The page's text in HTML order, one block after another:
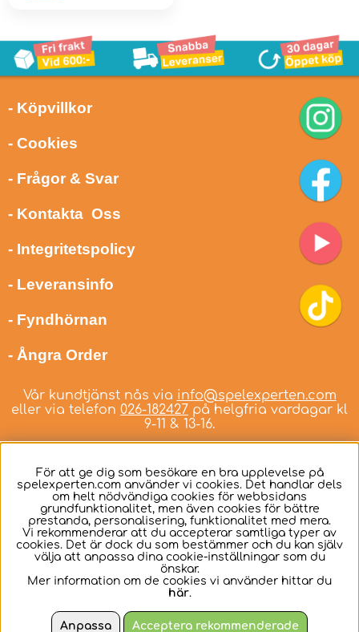
- Köpvillkor
- Cookies
- Frågor & Svar
- Kontakta Oss
- Integritetspolicy
- Leveransinfo
- Fyndhörnan
- Ångra Order
Vår kundtjänst nås via info@spelexperten.com
eller via telefon 026-182427 på helgfria vardagar kl
9-11 & 13-16.
Svenska
För att ge dig som besökare en bra upplevelse på
spelexperten.com använder vi cookies. Det handlar dels
om helt nödvändiga cookies för webbsidans
grundfunktionalitet, men även cookies för bättre
prestanda, personalisering, funktionalitet med mera.
Vi rekommenderar att du accepterar samtliga typer av
cookies. Det är dock du som bestämmer och du kan själv
välja att anpassa dina cookie-inställningar som du
önskar.
Mer information om de cookies vi använder hittar du
här.
Anpassa Acceptera rekommenderade